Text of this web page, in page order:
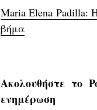
Maria Elena Padilla:
βήμα
Ακολουθήστε το
ενημέρωση